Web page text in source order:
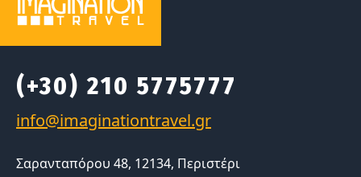
(+30) 210 5775777
Σαρανταπόρου 48, 12134, Περιστέρι